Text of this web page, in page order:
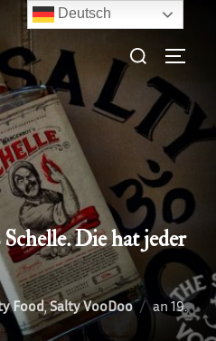
Suchen
nach:
Schelle. Die hat jeder
Food,Salty VooDoo an
am
19.
Deutsch